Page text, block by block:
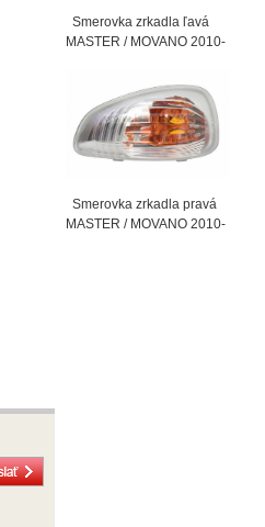
Smerovka zrkadla ľavá
MASTER / MOVANO 2010-
Smerovka zrkadla pravá
MASTER / MOVANO 2010-